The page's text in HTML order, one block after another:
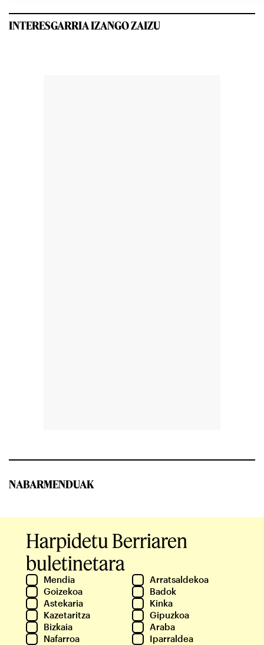
INTERESGARRIA IZANGO ZAIZU
NABARMENDUAK
Harpidetu Berriaren
buletinetara
Mendia
Arratsaldekoa
Goizekoa
Badok
Astekaria
Kinka
Kazetaritza
Gipuzkoa
Bizkaia
Araba
Nafarroa
Iparraldea